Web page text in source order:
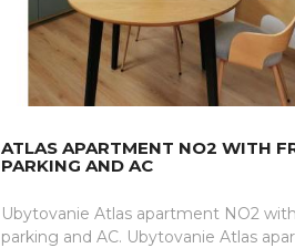
ATLAS APARTMENT NO2 WITH
PARKING AND AC
Ubytovanie Atlas apartment NO2
parking and AC. Ubytovanie Atlas